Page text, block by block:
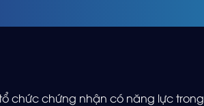
tổ chức chứng nhận có năng lực trong